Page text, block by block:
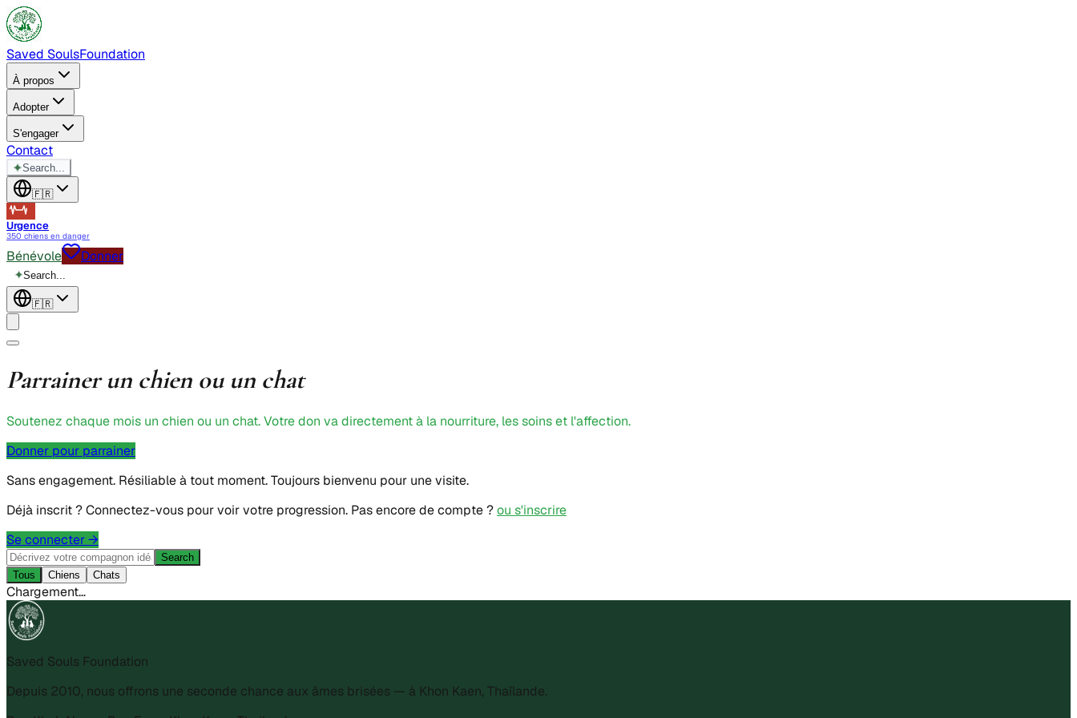
Saved SoulsFoundation
À propos
Adopter
S'engager
Contact
✦Search...
🇫🇷
Urgence
350 chiens en danger
Bénévole Donner
✦Search...
🇫🇷
Parrainer un chien ou un chat
Soutenez chaque mois un chien ou un chat. Votre don va directement à la nourriture, les soins et l'affection.
Donner pour parrainer
Sans engagement. Résiliable à tout moment. Toujours bienvenu pour une visite.
Déjà inscrit ? Connectez-vous pour voir votre progression. Pas encore de compte ?ou s'inscrire
Se connecter→
Search
Tous
Chiens Chats
Chargement…
Saved Souls Foundation
Depuis 2010, nous offrons une seconde chance aux âmes brisées — à Khon Kaen, Thaïlande.